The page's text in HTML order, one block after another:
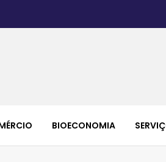
BIOECONOMIA